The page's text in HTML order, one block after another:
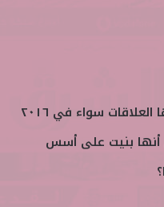
– هذه الاختبارات التي تعرضت لها العلاقات سواء في ٢٠١٦
أنها بنيت على أسس